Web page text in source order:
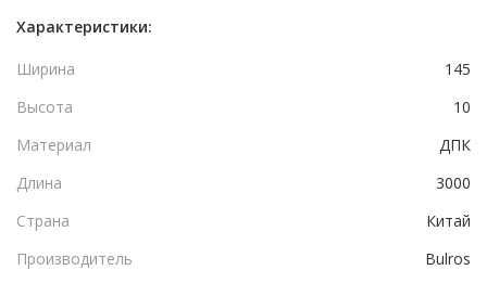
Характеристики:
Ширина
145
Высота
10
Материал
ДПК
Длина
3000
Страна
Китай
Производитель
Bulros